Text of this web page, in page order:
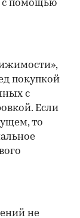
с помощью
покупкой
с
Если
то
не